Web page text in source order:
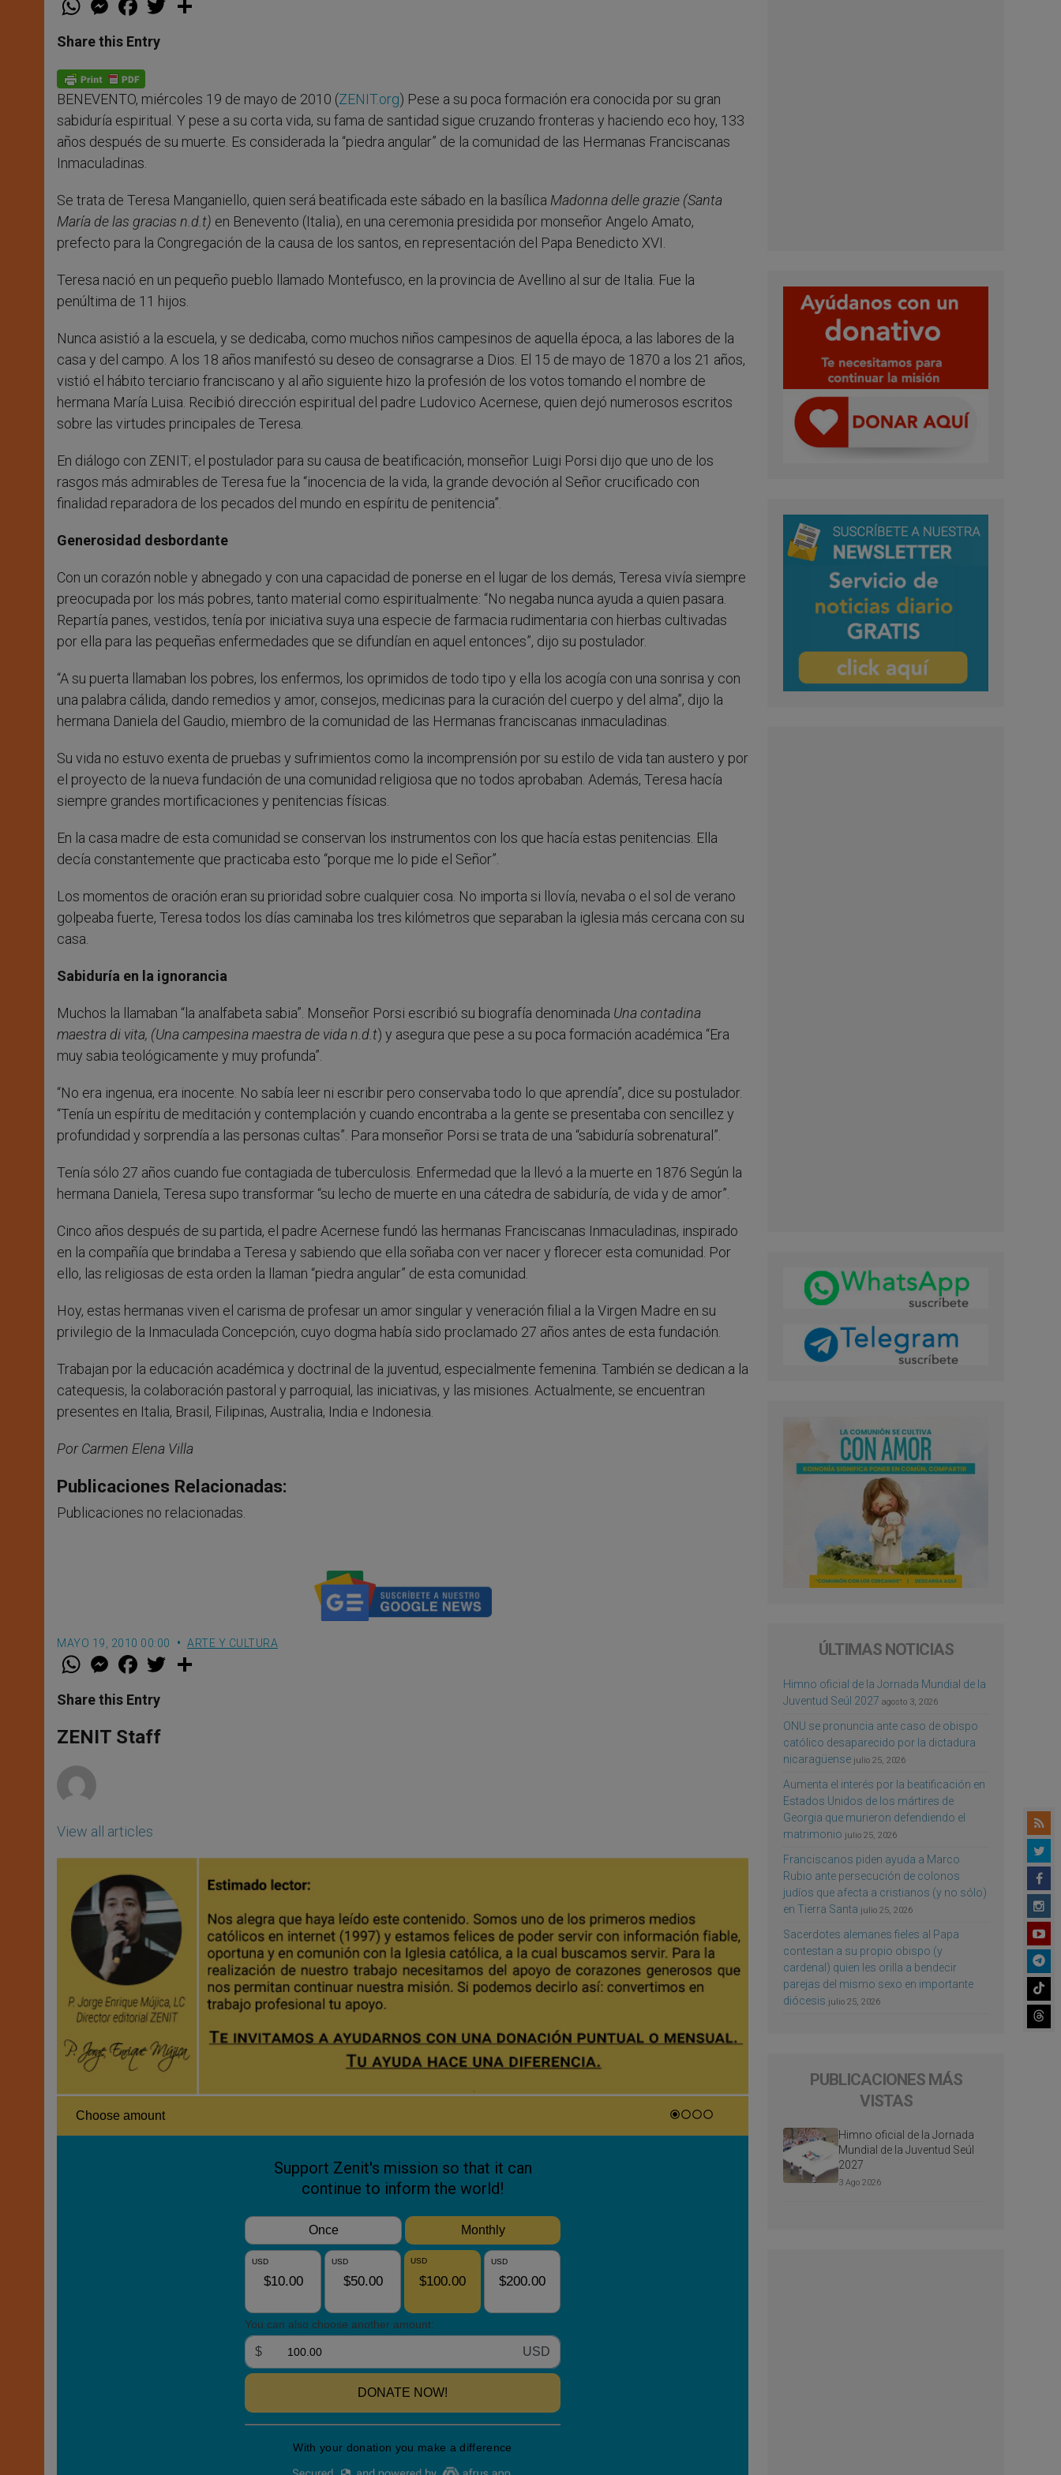
t
s
p
p
e
s
e
g
e
r
a
e
b
o
k
w
Share this Entry
BENEVENTO, miércoles 19 de mayo de 2010 (ZENIT.org) Pese a su poca formación era conocida por su gran
sabiduría espiritual. Y pese a su corta vida, su fama de santidad sigue cruzando fronteras y haciendo eco hoy, 133
años después de su muerte. Es considerada la “piedra angular” de la comunidad de las Hermanas Franciscanas
Inmaculadinas.
Se trata de Teresa Manganiello, quien será beatificada este sábado en la basílica Madonna delle grazie (Santa
María de las gracias n.d.t) en Benevento (Italia), en una ceremonia presidida por monseñor Angelo Amato,
prefecto para la Congregación de la causa de los santos, en representación del Papa Benedicto XVI.
Teresa nació en un pequeño pueblo llamado Montefusco, en la provincia de Avellino al sur de Italia. Fue la
penúltima de 11 hijos.
Nunca asistió a la escuela, y se dedicaba, como muchos niños campesinos de aquella época, a las labores de la
casa y del campo. A los 18 años manifestó su deseo de consagrarse a Dios. El 15 de mayo de 1870 a los 21 años,
vistió el hábito terciario franciscano y al año siguiente hizo la profesión de los votos tomando el nombre de
hermana María Luisa. Recibió dirección espiritual del padre Ludovico Acernese, quien dejó numerosos escritos
sobre las virtudes principales de Teresa.
En diálogo con ZENIT; el postulador para su causa de beatificación, monseñor Luigi Porsi dijo que uno de los
rasgos más admirables de Teresa fue la “inocencia de la vida, la grande devoción al Señor crucificado con
finalidad reparadora de los pecados del mundo en espíritu de penitencia”.
Generosidad desbordante
Con un corazón noble y abnegado y con una capacidad de ponerse en el lugar de los demás, Teresa vivía siempre
preocupada por los más pobres, tanto material como espiritualmente: “No negaba nunca ayuda a quien pasara.
Repartía panes, vestidos, tenía por iniciativa suya una especie de farmacia rudimentaria con hierbas cultivadas
por ella para las pequeñas enfermedades que se difundían en aquel entonces”, dijo su postulador.
“A su puerta llamaban los pobres, los enfermos, los oprimidos de todo tipo y ella los acogía con una sonrisa y con
una palabra cálida, dando remedios y amor, consejos, medicinas para la curación del cuerpo y del alma”, dijo la
hermana Daniela del Gaudio, miembro de la comunidad de las Hermanas franciscanas inmaculadinas.
Su vida no estuvo exenta de pruebas y sufrimientos como la incomprensión por su estilo de vida tan austero y por
el proyecto de la nueva fundación de una comunidad religiosa que no todos aprobaban. Además, Teresa hacía
siempre grandes mortificaciones y penitencias físicas.
En la casa madre de esta comunidad se conservan los instrumentos con los que hacía estas penitencias. Ella
decía constantemente que practicaba esto “porque me lo pide el Señor”.
Los momentos de oración eran su prioridad sobre cualquier cosa. No importa si llovía, nevaba o el sol de verano
golpeaba fuerte, Teresa todos los días caminaba los tres kilómetros que separaban la iglesia más cercana con su
casa.
Sabiduría en la ignorancia
Muchos la llamaban “la analfabeta sabia”. Monseñor Porsi escribió su biografía denominada Una contadina
maestra di vita, (Una campesina maestra de vida n.d.t) y asegura que pese a su poca formación académica “Era
muy sabia teológicamente y muy profunda”.
“No era ingenua, era inocente. No sabía leer ni escribir pero conservaba todo lo que aprendía”, dice su postulador.
“Tenía un espíritu de meditación y contemplación y cuando encontraba a la gente se presentaba con sencillez y
profundidad y sorprendía a las personas cultas”. Para monseñor Porsi se trata de una “sabiduría sobrenatural”.
Tenía sólo 27 años cuando fue contagiada de tuberculosis. Enfermedad que la llevó a la muerte en 1876 Según la
hermana Daniela, Teresa supo transformar “su lecho de muerte en una cátedra de sabiduría, de vida y de amor”.
Cinco años después de su partida, el padre Acernese fundó las hermanas Franciscanas Inmaculadinas, inspirado
en la compañía que brindaba a Teresa y sabiendo que ella soñaba con ver nacer y florecer esta comunidad. Por
ello, las religiosas de esta orden la llaman “piedra angular” de esta comunidad.
Hoy, estas hermanas viven el carisma de profesar un amor singular y veneración filial a la Virgen Madre en su
privilegio de la Inmaculada Concepción, cuyo dogma había sido proclamado 27 años antes de esta fundación.
Trabajan por la educación académica y doctrinal de la juventud, especialmente femenina. También se dedican a la
catequesis, la colaboración pastoral y parroquial, las iniciativas, y las misiones. Actualmente, se encuentran
presentes en Italia, Brasil, Filipinas, Australia, India e Indonesia.
Por Carmen Elena Villa
Publicaciones Relacionadas:
Publicaciones no relacionadas.
MAYO 19, 2010 00:00 ARTE Y CULTURA
W
t
s
p
p
M
e
s
e
g
e
F
a
e
b
o
k
w
Share this Entry
ZENIT Staff
View all articles
ÚLTIMAS NOTICIAS
Himno oficial de la Jornada Mundial de la
Juventud Seúl 2027 agosto 3, 2026
ONU se pronuncia ante caso de obispo
católico desaparecido por la dictadura
nicaragüense julio 25, 2026
Aumenta el interés por la beatificación en
Estados Unidos de los mártires de
Georgia que murieron defendiendo el
matrimonio julio 25, 2026
Franciscanos piden ayuda a Marco
Rubio ante persecución de colonos
judíos que afecta a cristianos (y no sólo)
en Tierra Santa julio 25, 2026
Sacerdotes alemanes fieles al Papa
contestan a su propio obispo (y
cardenal) quien les orilla a bendecir
parejas del mismo sexo en importante
diócesis julio 25, 2026
PUBLICACIONES MÁS
VISTAS
Himno oficial de la Jornada
Mundial de la Juventud Seúl
2027
3 Ago 2026